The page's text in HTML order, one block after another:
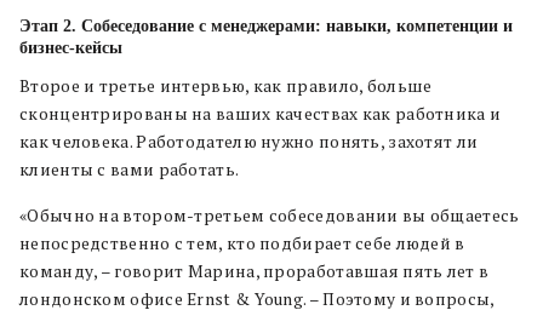
Этап 2. Собеседование с менеджерами: навыки, компетенции и
бизнес-кейсы
Второе и третье интервью, как правило, больше
сконцентрированы на ваших качествах как работника и
как человека. Работодателю нужно понять, захотят ли
клиенты с вами работать.
«Обычно на втором-третьем собеседовании вы общаетесь
непосредственно с тем, кто подбирает себе людей в
команду, – говорит Марина, проработавшая пять лет в
лондонском офисе Ernst & Young. – Поэтому и вопросы,